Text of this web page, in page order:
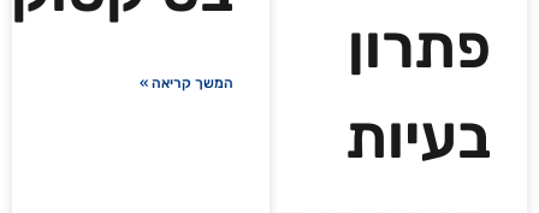
פתרון
בעיות
המשך קריאה »